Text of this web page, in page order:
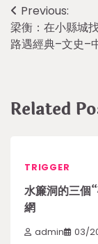
Post
navigation
Previous:
梁衡：在小縣城
路遇經典–文史–
Related
TRIGGER
水簾洞的三個
網
admin 03/